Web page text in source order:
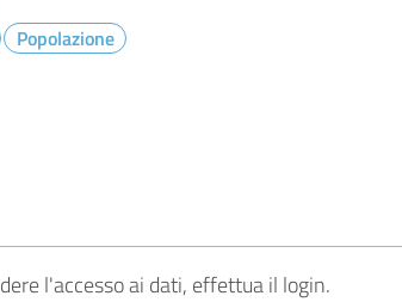
Popolazione
l'accesso ai dati, effettua il login.